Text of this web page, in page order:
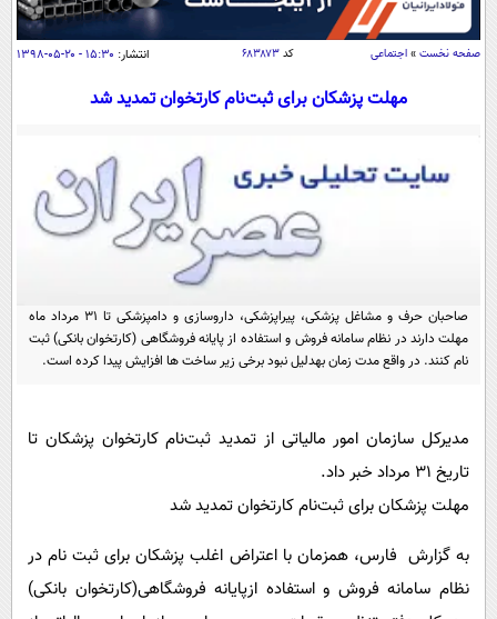
سیاسی
اقتصاد
یک برش دانایی
سفر و تفریح
علم و دانش
علمی
اخبار کریپتو
گوناگون
سرگرمی
مجله تصویری سلاح
فیلم
سرگرمی
فناوری
گوناگون
پیامک
روانشناسی
آشپزی
صفحه نخست » اجتماعی کد ۶۸۳۸۷۳ انتشار: ۱۵:۳۰ - ۲۰-۰۵-۱۳۹۸
مهلت پزشکان برای ثبت‌نام کارتخوان تمدید شد
صاحبان حرف و مشاغل پزشکی، پیراپزشکی، داروسازی و دامپزشکی تا 31 مرداد ماه
مهلت دارند در نظام سامانه فروش و استفاده از پایانه فروشگاهی (کارتخوان بانکی) ثبت
نام کنند. در واقع مدت زمان بهدلیل نبود برخی زیر ساخت ها افزایش پیدا کرده است.
مدیرکل سازمان امور مالیاتی از تمدید ثبت‌نام کارتخوان پزشکان تا
تاریخ 31 مرداد خبر داد.
مهلت پزشکان برای ثبت‌نام کارتخوان تمدید شد
به گزارش فارس، همزمان با اعتراض اغلب پزشکان برای ثبت نام در
نظام سامانه فروش و استفاده ازپایانه فروشگاهی(کارتخوان بانکی)